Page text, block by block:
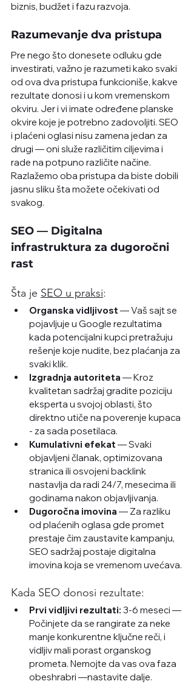
biznis, budžet i fazu razvoja.
Razumevanje dva pristupa
Pre nego što donesete odluku gde
investirati, važno je razumeti kako svaki
od ova dva pristupa funkcioniše, kakve
rezultate donosi i u kom vremenskom
okviru. Jer i vi imate određene planske
okvire koje je potrebno zadovoljiti. SEO
i plaćeni oglasi nisu zamena jedan za
drugi — oni služe različitim ciljevima i
rade na potpuno različite načine.
Razlažemo oba pristupa da biste dobili
jasnu sliku šta možete očekivati od
svakog.
SEO — Digitalna
infrastruktura za dugoročni
rast
Šta je SEO u praksi:
Organska vidljivost — Vaš sajt se
pojavljuje u Google rezultatima
kada potencijalni kupci pretražuju
rešenje koje nudite, bez plaćanja za
svaki klik.
Izgradnja autoriteta — Kroz
kvalitetan sadržaj gradite poziciju
eksperta u svojoj oblasti, što
direktno utiče na poverenje kupaca
- za sada posetilaca.
Kumulativni efekat — Svaki
objavljeni članak, optimizovana
stranica ili osvojeni backlink
nastavlja da radi 24/7, mesecima ili
godinama nakon objavljivanja.
Dugoročna imovina — Za razliku
od plaćenih oglasa gde promet
prestaje čim zaustavite kampanju,
SEO sadržaj postaje digitalna
imovina koja se vremenom uvećava.
Kada SEO donosi rezultate:
Prvi vidljivi rezultati: 3-6 meseci —
Počinjete da se rangirate za neke
manje konkurentne ključne reči, i
vidljiv mali porast organskog
prometa. Nemojte da vas ova faza
obeshrabri —nastavite dalje.